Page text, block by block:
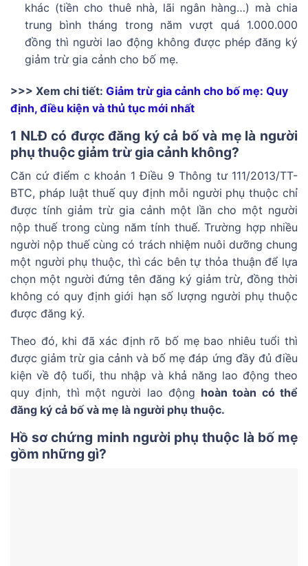
khác (tiền cho thuê nhà, lãi ngân hàng…) mà chia
trung bình tháng trong năm vượt quá 1.000.000
đồng thì người lao động không được phép đăng ký
giảm trừ gia cảnh cho bố mẹ.
>>> Xem chi tiết: Giảm trừ gia cảnh cho bố mẹ: Quy
định, điều kiện và thủ tục mới nhất
1 NLĐ có được đăng ký cả bố và mẹ là người
phụ thuộc giảm trừ gia cảnh không?
Căn cứ điểm c khoản 1 Điều 9 Thông tư 111/2013/TT-
BTC, pháp luật thuế quy định mỗi người phụ thuộc chỉ
được tính giảm trừ gia cảnh một lần cho một người
nộp thuế trong cùng năm tính thuế. Trường hợp nhiều
người nộp thuế cùng có trách nhiệm nuôi dưỡng chung
một người phụ thuộc, thì các bên tự thỏa thuận để lựa
chọn một người đứng tên đăng ký giảm trừ, đồng thời
không có quy định giới hạn số lượng người phụ thuộc
được đăng ký.
Theo đó, khi đã xác định rõ bố mẹ bao nhiêu tuổi thì
được giảm trừ gia cảnh và bố mẹ đáp ứng đầy đủ điều
kiện về độ tuổi, thu nhập và khả năng lao động theo
quy định, thì một người lao động hoàn toàn có thể
đăng ký cả bố và mẹ là người phụ thuộc.
Hồ sơ chứng minh người phụ thuộc là bố mẹ
gồm những gì?